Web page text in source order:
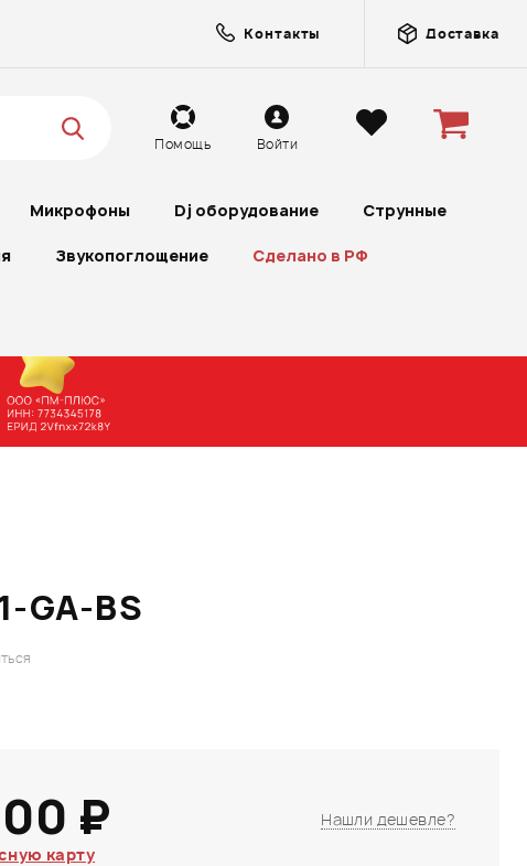
Контакты Доставка
Помощь Войти
Микрофоны Dj оборудование Струнные
Звукопоглощение Сделано в РФ
GA-BS
₽
карту
Нашли дешевле?